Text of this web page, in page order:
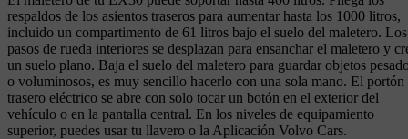
respaldos de los asientos traseros para aumentar hasta los 1000 litros,
incluido un compartimento de 61 litros bajo el suelo del maletero. Los
pasos de rueda interiores se desplazan para ensanchar el maletero y
un suelo plano. Baja el suelo del maletero para guardar objetos
o voluminosos, es muy sencillo hacerlo con una sola mano. El portón
trasero eléctrico se abre con solo tocar un botón en el exterior del
vehículo o en la pantalla central. En los niveles de equipamiento
superior, puedes usar tu llavero o la Aplicación Volvo Cars.